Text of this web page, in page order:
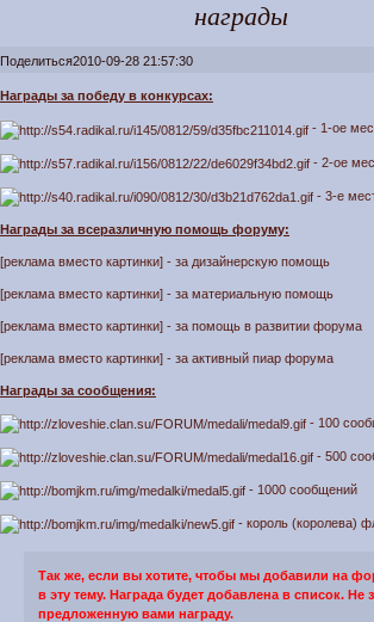
награды
Поделиться2010-09-28 21:57:30
Награды за победу в конкурсах:
- 1-ое
- 2-ое
- 3-е
Награды за всеразличную помощь форуму:
[реклама вместо картинки] - за дизайнерскую помощь
[реклама вместо картинки] - за материальную помощь
[реклама вместо картинки] - за помощь в развитии форума
[реклама вместо картинки] - за активный пиар форума
Награды за сообщения:
- 100
- 500
- 1000 сообщений
- король (королева)
Так же, если вы хотите, чтобы мы добавили на
в эту тему. Награда будет добавлена в список. Не
предложенную вами награду.